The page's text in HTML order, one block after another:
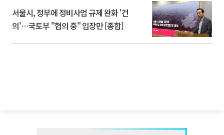
서울시, 정부에 정비사업 규제 완화 '건
의'⋯국토부 "협의 중" 입장만 [종합]